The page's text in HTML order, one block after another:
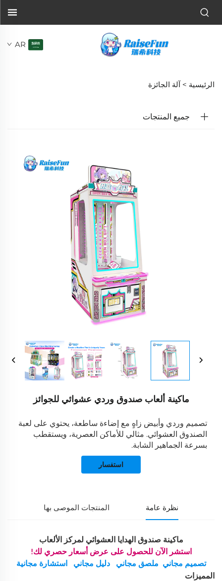
AR
الرئيسية > آلة الجائزة
جميع المنتجات
ماكينة ألعاب صندوق وردي عشوائي للجوائز
تصميم وردي وأبيض زاهٍ مع إضاءة ساطعة، يحتوي على لعبة
الصندوق العشوائي. مثالي للأماكن العصرية، ويستقطب
بسرعة الجماهير الشابة.
استفسار
نظرة عامة المنتجات الموصى بها
ماكينة صندوق الهدايا العشوائي لمركز الألعاب
استشر الآن للحصول على عرض أسعار حصري لك!
تصميم مجاني
ملصق مجاني دليل مجاني
استشارة مجانية
المميزات